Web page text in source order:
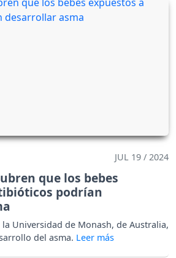
JUL 19 / 2024
que los bebes
podrían
Universidad de Monash, de Australia,
del asma.